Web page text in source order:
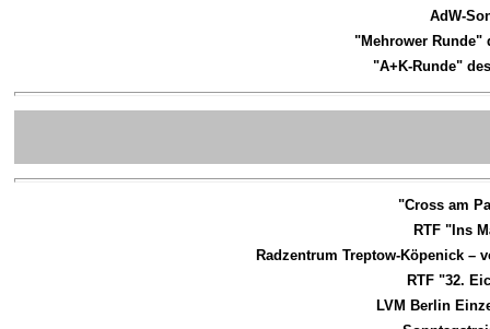
AdW-
"Mehrower Runde"
"A+K-Runde"
"Cross am
RTF "Ins
Radzentrum Treptow-Köpenick –
RTF "32.
LVM Berlin